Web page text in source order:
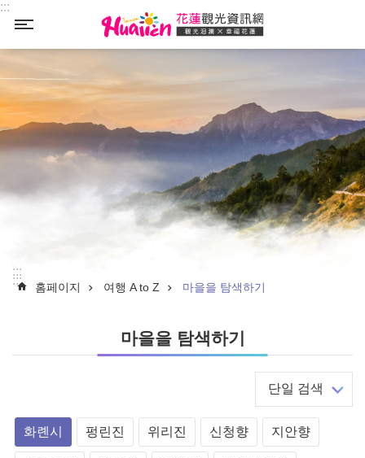
Select
:::
:::
::: 홈페이지 여행 A to Z 마을을 탐색하기
마을을 탐색하기
단일 검색
화롄시 펑린진 위리진 신청향 지안향